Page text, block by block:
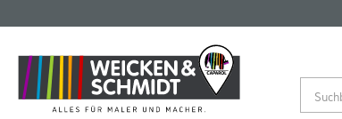
springen
springen